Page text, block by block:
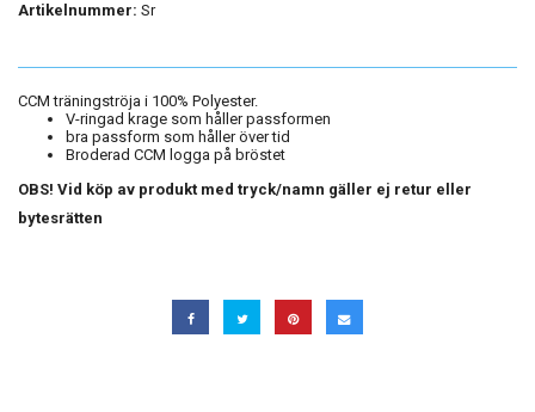
Artikelnummer: Sr
CCM träningströja i 100% Polyester.
V-ringad krage som håller passformen
bra passform som håller över tid
Broderad CCM logga på bröstet
OBS! Vid köp av produkt med tryck/namn gäller ej retur eller
bytesrätten